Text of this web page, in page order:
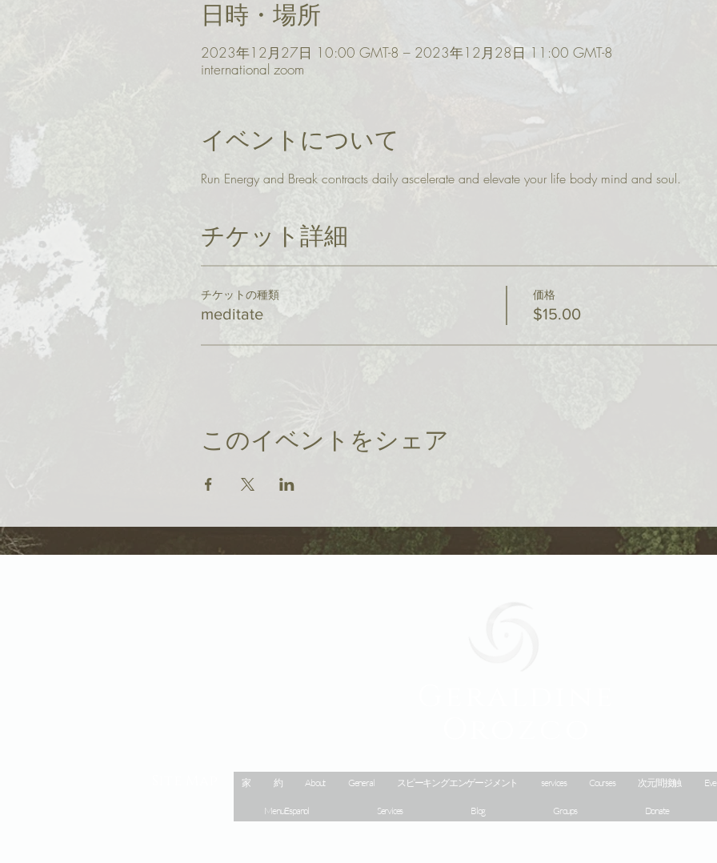
日時・場所
2023年12月27日 10:00 GMT-8 – 2023年12月28日 11:00 GMT-8
international zoom
イベントについて
Run Energy and Break contracts daily ascelerate and elevate your life body mind and soul.
チケット詳細
チケットの種類
meditate
価格
$15.00
このイベントをシェア
家 約 About General スピーキングエンゲージメント services Courses 次元間接触
Menu Espanol Services Blog Groups Donate